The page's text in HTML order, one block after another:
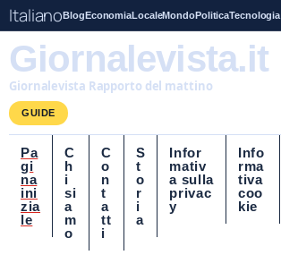
ItalianoBlogEconomiaLocaleMondoPoliticaTecnologia
Giornalevista.it
Giornalevista Rapporto del mattino
GUIDE
Pa
gi
na
ini
zia
le
C
h
i
si
a
m
o
C
o
n
t
a
tt
i
S
t
o
r
i
a
Infor
mativ
a sulla
privac
y
Info
rma
tiva
coo
kie